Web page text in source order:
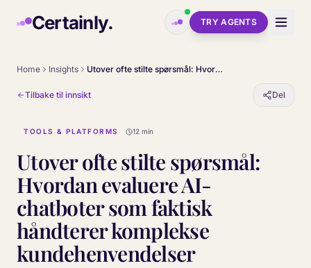
Certainly. TRY AGENTS
Home Insights Utover ofte stilte spørsmål: Hvordan evaluere AI-chatboter som faktisk håndterer komplekse kundehenvendelser
Tilbake til innsikt Del
TOOLS & PLATFORMS 12 min
Utover ofte stilte spørsmål:
Hvordan evaluere AI-
chatboter som faktisk
håndterer komplekse
kundehenvendelser